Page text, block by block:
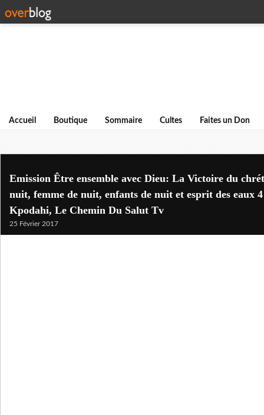
Accueil Boutique Sommaire Cultes Faites un Don
Emission Être ensemble avec Dieu: La Victoire du
nuit, femme de nuit, enfants de nuit et esprit des eaux
Kpodahi, Le Chemin Du Salut Tv
25 Février 2017